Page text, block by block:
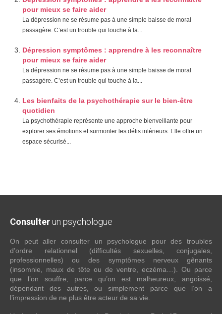
pour mieux se faire aider
La dépression ne se résume pas à une simple baisse de moral
passagère. C’est un trouble qui touche à la...
Dépression symptômes : apprendre à les reconnaître
pour mieux se faire aider
La dépression ne se résume pas à une simple baisse de moral
passagère. C’est un trouble qui touche à la...
Les bienfaits de la psychothérapie sur le bien-être
quotidien
La psychothérapie représente une approche bienveillante pour
explorer ses émotions et surmonter les défis intérieurs. Elle offre un
espace sécurisé...
Consulter un psychologue
On peut aller consulter un psychologue pour des troubles
d’ordre relationnel (difficultés sexuelles, conjugales,
professionnelles) ou des symptômes nerveux gênants
(insomnie, maux de tête ou de ventre, eczéma…). Ou parce
que l’on souffre, parce qu’on est malheureux, angoissé,
dépendant des autres, ou simplement parce que l’on a
l’impression de ne plus être acteur de sa vie.